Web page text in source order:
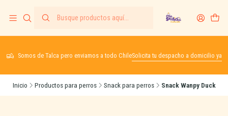
Somos de Talca pero enviamos a todo ChileSolicita tu despacho a domicilio ya
Inicio Productos para perros Snack para perros Snack Wanpy Duck